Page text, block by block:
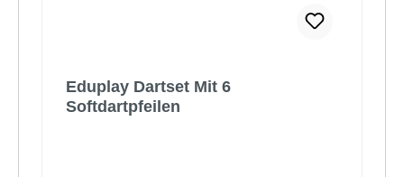
Eduplay Dartset Mit 6
Softdartpfeilen